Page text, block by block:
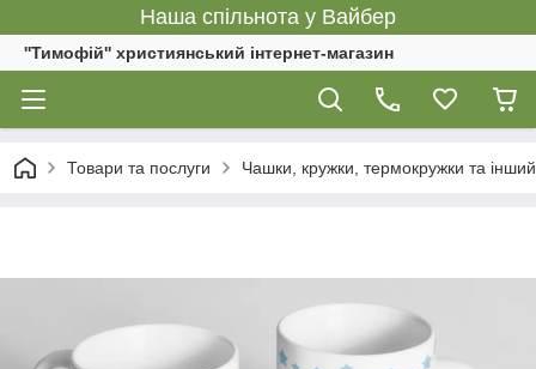
Наша спільнота у Вайбер
''Тимофій'' християнський інтернет-магазин
Товари та послуги Чашки, кружки, термокружки та